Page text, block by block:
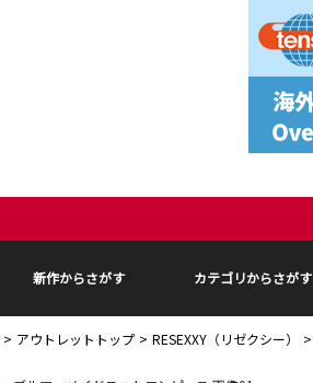
新作からさがす カテゴリからさがす
アウトレットトップ RESEXXY（リゼクシー）